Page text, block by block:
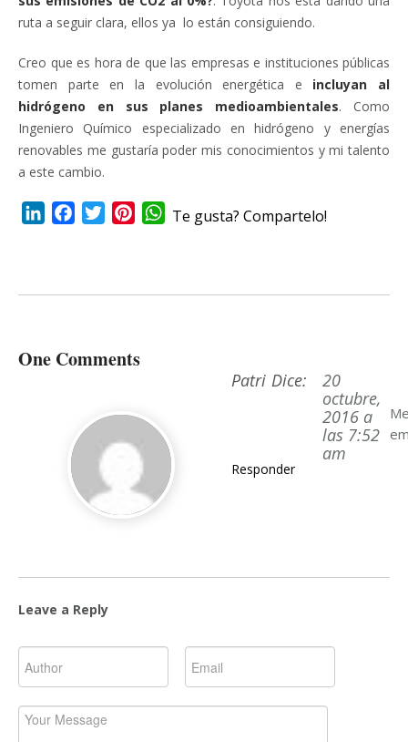
ruta a seguir clara, ellos ya lo están consiguiendo.
Creo que es hora de que las empresas e instituciones públicas
tomen parte en la evolución energética e incluyan al
hidrógeno en sus planes medioambientales. Como
Ingeniero Químico especializado en hidrógeno y energías
renovables me gustaría poder mis conocimientos y mi talento
a este cambio.
LinkedInFacebookTwitterPinterestWhatsApp
Te gusta? Compartelo!
One Comments
Patri Dice:
20
octubre,
2016 a
las 7:52
am
Responder
Leave a Reply